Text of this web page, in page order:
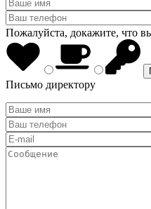
Пожалуйста, докажите, что
Письмо директору